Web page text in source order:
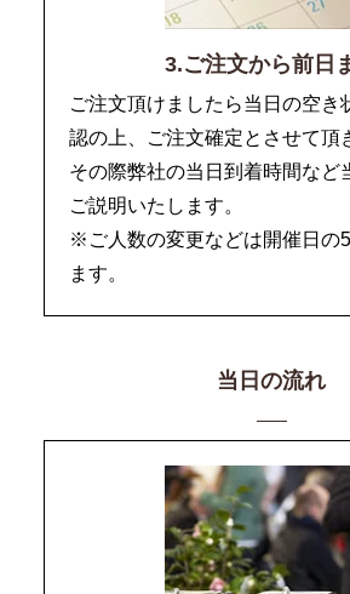
3.ご注文から前日
ご注文頂けましたら当日の空き
認の上、ご注文確定とさせて頂
その際弊社の当日到着時間など
ご説明いたします。
※ご人数の変更などは開催日の
ます。
当日の流れ